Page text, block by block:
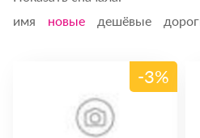
имя
новые дешёвые
-3%